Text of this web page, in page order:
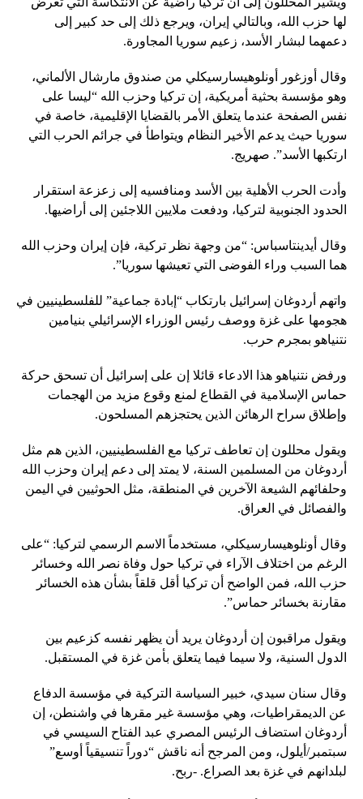
لها حزب الله، وبالتالي إيران، ويرجع ذلك إلى حد كبير إلى
دعمهما لبشار الأسد، زعيم سوريا المجاورة.
وقال أوزغور أونلوهيسارسيكلي من صندوق مارشال الألماني،
وهو مؤسسة بحثية أمريكية، إن تركيا وحزب الله “ليسا على
نفس الصفحة عندما يتعلق الأمر بالقضايا الإقليمية، خاصة في
سوريا حيث يدعم الأخير النظام ويتواطأ في جرائم الحرب التي
ارتكبها الأسد”. صهريج.
وأدت الحرب الأهلية بين الأسد ومنافسيه إلى زعزعة استقرار
الحدود الجنوبية لتركيا، ودفعت ملايين اللاجئين إلى أراضيها.
وقال أيدينتاسباس: “من وجهة نظر تركية، فإن إيران وحزب الله
هما السبب وراء الفوضى التي تعيشها سوريا”.
واتهم أردوغان إسرائيل بارتكاب “إبادة جماعية” للفلسطينيين في
هجومها على غزة ووصف رئيس الوزراء الإسرائيلي بنيامين
نتنياهو بمجرم حرب.
ورفض نتنياهو هذا الادعاء قائلا إن على إسرائيل أن تسحق حركة
حماس الإسلامية في القطاع لمنع وقوع مزيد من الهجمات
وإطلاق سراح الرهائن الذين يحتجزهم المسلحون.
ويقول محللون إن تعاطف تركيا مع الفلسطينيين، الذين هم مثل
أردوغان من المسلمين السنة، لا يمتد إلى دعم إيران وحزب الله
وحلفائهم الشيعة الآخرين في المنطقة، مثل الحوثيين في اليمن
والفصائل في العراق.
وقال أونلوهيسارسيكلي، مستخدماً الاسم الرسمي لتركيا: “على
الرغم من اختلاف الآراء في تركيا حول وفاة نصر الله وخسائر
حزب الله، فمن الواضح أن تركيا أقل قلقاً بشأن هذه الخسائر
مقارنة بخسائر حماس”.
ويقول مراقبون إن أردوغان يريد أن يظهر نفسه كزعيم بين
الدول السنية، ولا سيما فيما يتعلق بأمن غزة في المستقبل.
وقال سنان سيدي، خبير السياسة التركية في مؤسسة الدفاع
عن الديمقراطيات، وهي مؤسسة غير مقرها في واشنطن، إن
أردوغان استضاف الرئيس المصري عبد الفتاح السيسي في
سبتمبر/أيلول، ومن المرجح أنه ناقش “دوراً تنسيقياً أوسع”
لبلدانهم في غزة بعد الصراع. -ربح.